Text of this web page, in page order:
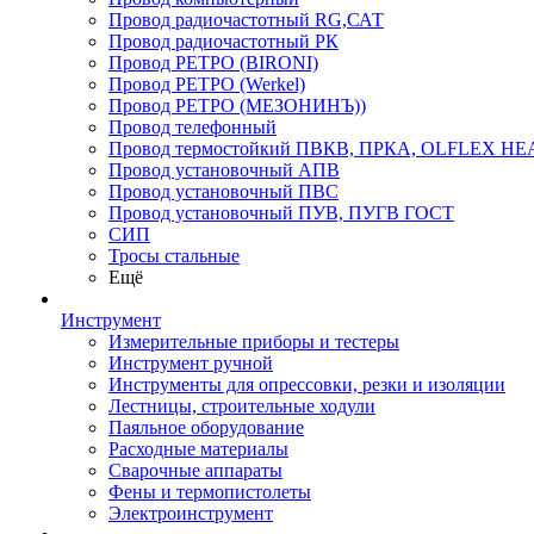
Провод радиочастотный RG,САТ
Провод радиочастотный РК
Провод РЕТРО (BIRONI)
Провод РЕТРО (Werkel)
Провод РЕТРО (МЕЗОНИНЪ))
Провод телефонный
Провод термостойкий ПВКВ, ПРКА, OLFLEX
Провод установочный АПВ
Провод установочный ПВС
Провод установочный ПУВ, ПУГВ ГОСТ
СИП
Тросы стальные
Ещё
Инструмент
Измерительные приборы и тестеры
Инструмент ручной
Инструменты для опрессовки, резки и изоляции
Лестницы, строительные ходули
Паяльное оборудование
Расходные материалы
Сварочные аппараты
Фены и термопистолеты
Электроинструмент